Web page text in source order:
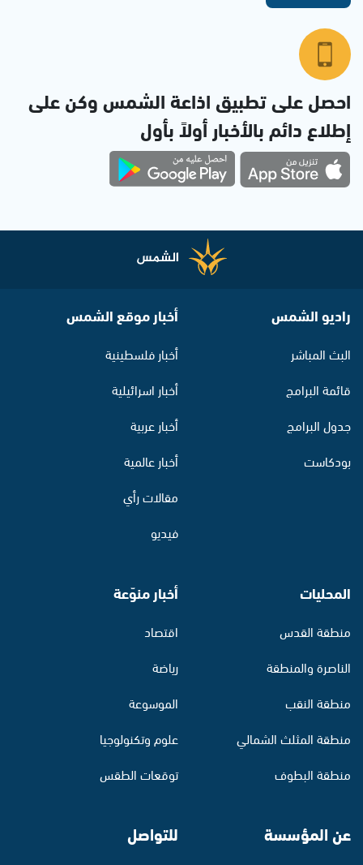
احصل على تطبيق اذاعة الشمس وكن على
إطلاع دائم بالأخبار أولاً بأول
راديو الشمس
البث المباشر
قائمة البرامج
جدول البرامج
بودكاست
أخبار موقع الشمس
أخبار فلسطينية
أخبار اسرائيلية
أخبار عربية
أخبار عالمية
مقالات رأي
فيديو
المحليات
منطقة القدس
الناصرة والمنطقة
منطقة النقب
منطقة المثلث الشمالي
منطقة البطوف
أخبار منوّعة
اقتصاد
رياضة
الموسوعة
علوم وتكنولوجيا
توقعات الطقس
عن المؤسسة للتواصل